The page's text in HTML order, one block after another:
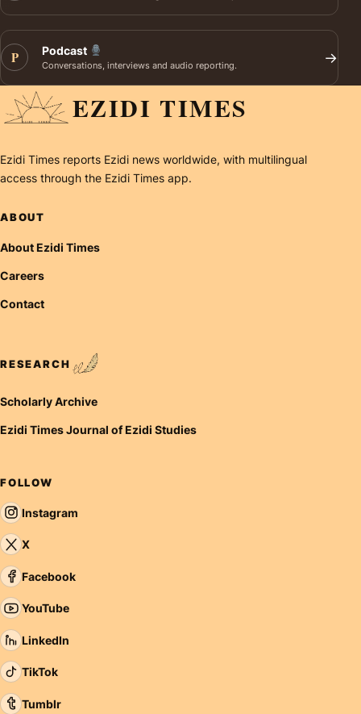
P Podcast
Conversations, interviews and audio reporting. →
EZIDI TIMES
Ezidi Times reports Ezidi news worldwide, with multilingual
access through the Ezidi Times app.
ABOUT
About Ezidi Times
Careers
Contact
RESEARCH
Scholarly Archive
Ezidi Times Journal of Ezidi Studies
FOLLOW
Instagram
X
Facebook
YouTube
LinkedIn
TikTok
Tumblr